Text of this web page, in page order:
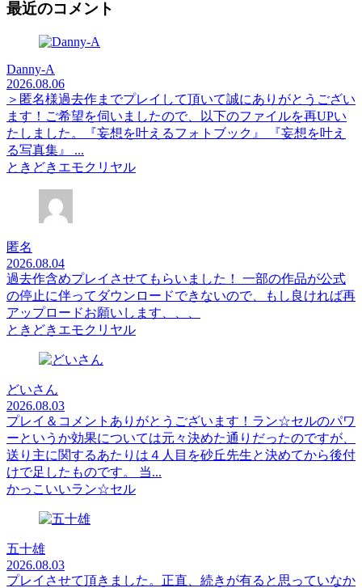
最近のコメント
Danny-A
2026.08.06
＞匿名様過去作までプレイして頂いて誠にありがとうござい
ます！ご希望を伺いましたので、以下のファイルを再UPい
たしました。『妄想を叶えるフォトブック』 『妄想を叶え
る写真集』 ...
ときどきエモクリヤル
匿名
2026.08.04
過去作含めプレイさせてもらいました！ 一部の作品が公式
の停止に伴ってダウンロードできないので、もし良ければ再
アップロードお願いします、、、
ときどきエモクリヤル
どいさん
2026.08.03
プレイ＆コメントありがとうございます！ラン☆セルのパワ
ーというか効果については元々決めた通りだったのですが、
送り主に関するあたりは４人目を砂丘先生と決めてから後付
けで足したものです。 当...
かっこいいラン☆セル
五十雄
2026.08.03
プレイさせて頂きました。正直、続きが有ると思っていなか